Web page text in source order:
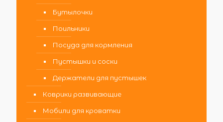
Бутылочки
Поильники
Посуда для кормления
Пустышки и соски
Держатели для пустышек
Коврики развивающие
Мобили для кроватки